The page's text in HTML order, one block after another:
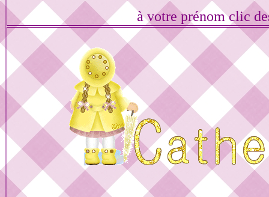
à votre prénom clic